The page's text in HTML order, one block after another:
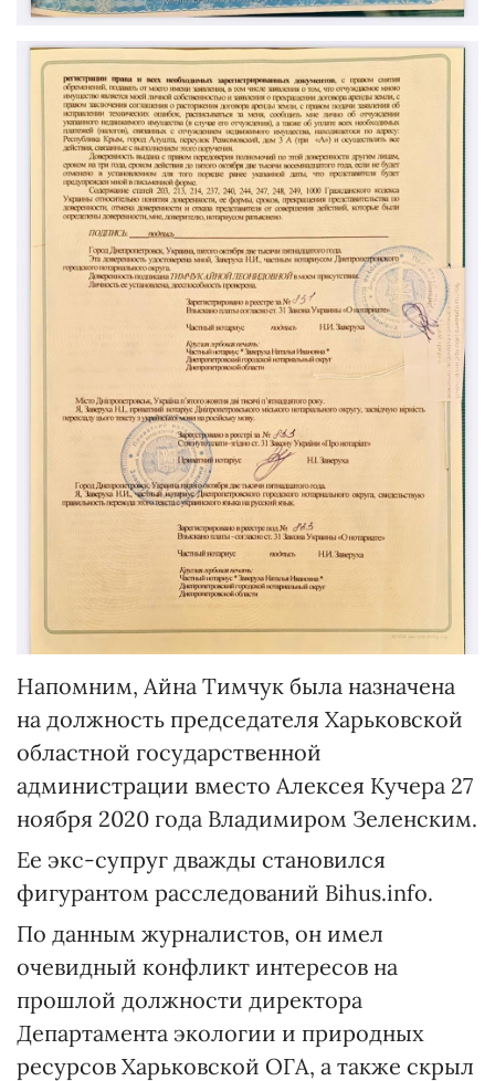
Напомним, Айна Тимчук была назначена
на должность председателя Харьковской
областной государственной
администрации вместо Алексея Кучера 27
ноября 2020 года Владимиром Зеленским.
Ее экс-супруг дважды становился
фигурантом расследований Bihus.info.
По данным журналистов, он имел
очевидный конфликт интересов на
прошлой должности директора
Департамента экологии и природных
ресурсов Харьковской ОГА, а также скрыл